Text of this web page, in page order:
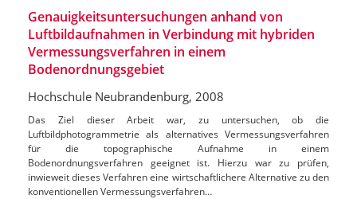
Genauigkeitsuntersuchungen anhand von
Luftbildaufnahmen in Verbindung mit hybriden
Vermessungsverfahren in einem
Bodenordnungsgebiet
Hochschule Neubrandenburg, 2008
Das Ziel dieser Arbeit war, zu untersuchen, ob die
Luftbildphotogrammetrie als alternatives Vermessungsverfahren
für die topographische Aufnahme in einem
Bodenordnungsverfahren geeignet ist. Hierzu war zu prüfen,
inwieweit dieses Verfahren eine wirtschaftlichere Alternative zu den
konventionellen Vermessungsverfahren…